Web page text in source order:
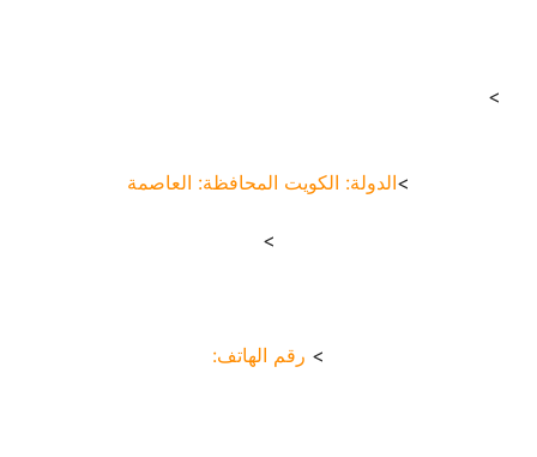
>
>الدولة: الكويت المحافظة: العاصمة
>
> رقم الهاتف: